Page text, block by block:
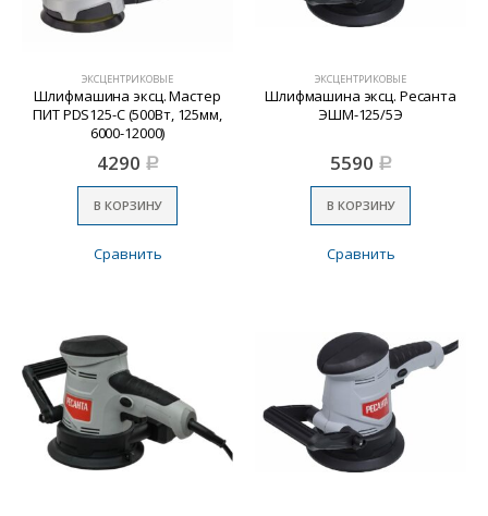
ЭКСЦЕНТРИКОВЫЕ
Шлифмашина эксц. Мастер
ПИТ PDS125-C (500Вт, 125мм,
6000-12000)
4290 Р
В КОРЗИНУ
Сравнить
ЭКСЦЕНТРИКОВЫЕ
Шлифмашина эксц. Ресанта
ЭШМ-125/5Э
5590 Р
В КОРЗИНУ
Сравнить